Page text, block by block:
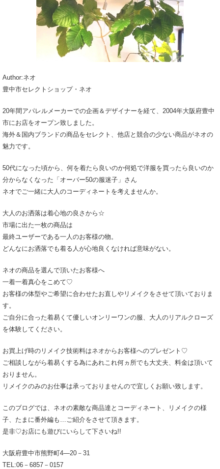
Author:ネオ
豊中市セレクトショップ・ネオ
20年間アパレルメーカーでの企画＆デザイナーを経て、2004年大阪府豊中
市にお店をオープン致しました。
海外＆国内ブランドの商品をセレクト、他店と競合の少ない商品がネオの
魅力です。
50代になった頃から、何を着たら良いのか何処で洋服を買ったら良いのか
分からなくなった「オーバー50の服迷子」さん
ネオでご一緒に大人のコーディネートを考えませんか。
大人のお洒落は着心地の良さから☆
市場に出た一枚の商品は
最終ユーザーである一人のお客様の物。
どんなにお洒落でも着る人が心地良くなければ意味がない。
ネオの商品を選んで頂いたお客様へ
一着一着真心をこめて♡
お客様の体型やご希望に合わせたお直しやリメイクをさせて頂いておりま
す。
ご自分に合った着易くて優しいオンリーワンの服、大人のリアルクローズ
を体験してください。
お買上げ時のリメイク技術料はネオからお客様へのプレゼント♡
ご相談しながら着易くする為にあれこれ何ヵ所でも大丈夫、料金は頂いて
おりません。
リメイクのみのお仕事は承っておりませんので宜しくお願い致します。
このブログでは、ネオの素敵な商品達とコーディネート、リメイクの様
子、たまに番外編も…ご紹介をさせて頂きます。
是非♡お店にも遊びにいらして下さいね!!
大阪府豊中市熊野町4―20－31
TEL:06－6857－0157